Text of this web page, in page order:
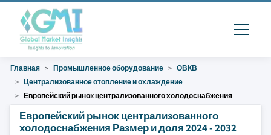
Главная Промышленное оборудование
ОВКВ
Централизованное отопление и охлаждение
Европейский рынок централизованного холодоснабжения
Европейский рынок централизованного
холодоснабжения Размер и доля 2024 - 2032